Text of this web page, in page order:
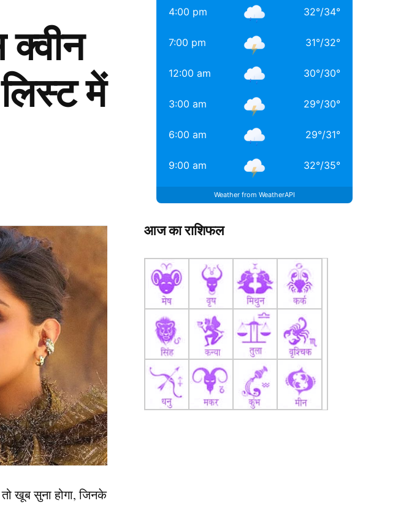
काफी ज्यादा अच्छा
खिलाड़ियों के साथ अपने
काफी ज्यादा पसंद है.
उड़ा चुके हैं.
थे लेकिन उससे उन्हें
करते हैं तो वहां वो
में
खूब सुना होगा, जिनके
4:00 pm 32°/34°
7:00 pm 31°/32°
12:00 am 30°/30°
3:00 am 29°/30°
6:00 am 29°/31°
9:00 am 32°/35°
Weather from WeatherAPI
आज का राशिफल